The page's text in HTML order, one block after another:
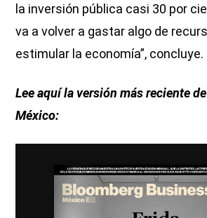
la inversión pública casi 30 por
va a volver a gastar algo de
estimular la economía”, concluye.
Lee aquí la versión más reciente
México: